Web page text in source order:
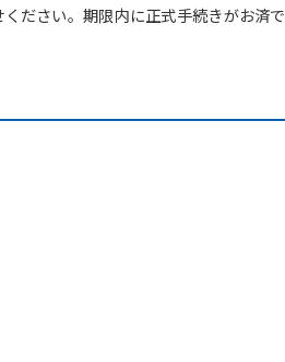
ださい。期限内に正式手続きがお済で